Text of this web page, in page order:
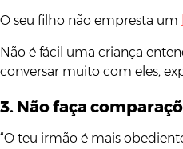
O seu filho não empresta um
Não é fácil uma criança
conversar muito com eles,
3. Não faça
“O teu irmão é mais